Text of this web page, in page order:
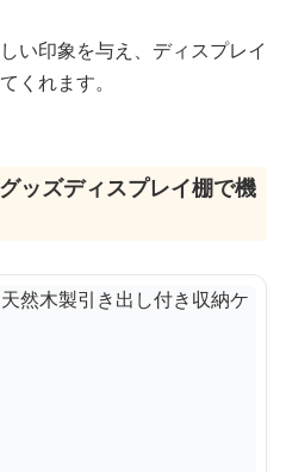
い印象を与え、ディスプレイ
くれます。
ッズディスプレイ棚で機